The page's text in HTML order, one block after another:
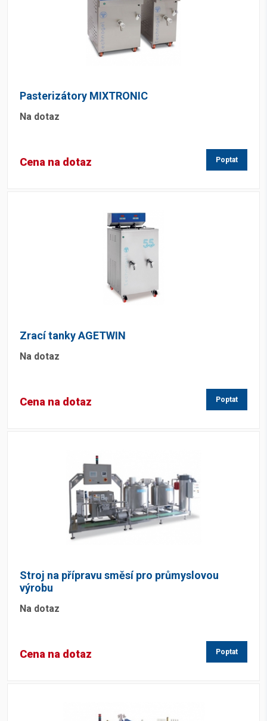
Pasterizátory MIXTRONIC
Na dotaz
Cena na dotaz Poptat
Zrací tanky AGETWIN
Na dotaz
Cena na dotaz Poptat
Stroj na přípravu směsí pro průmyslovou
výrobu
Na dotaz
Cena na dotaz Poptat